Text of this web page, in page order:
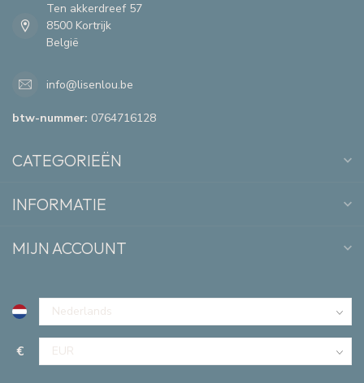
Ten akkerdreef 57
8500 Kortrijk
België
info@lisenlou.be
btw-nummer: 0764716128
CATEGORIEËN
INFORMATIE
MIJN ACCOUNT
€